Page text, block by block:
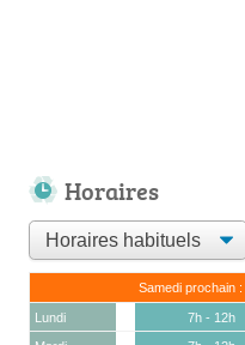
Horaires
Samedi prochain :
Lundi 7h - 12h